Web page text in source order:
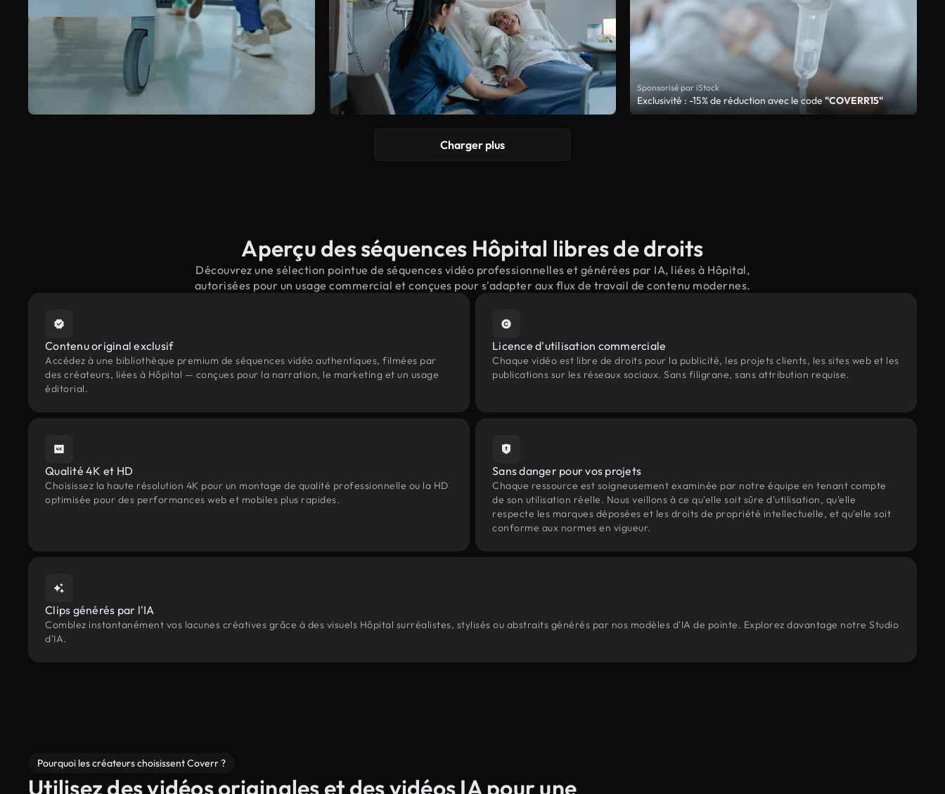
Sponsorisé par iStock
Exclusivité : -15% de réduction avec le code "COVERR15"
Charger plus
Aperçu des séquences Hôpital libres de droits
Découvrez une sélection pointue de séquences vidéo professionnelles et générées par IA, liées à Hôpital,
autorisées pour un usage commercial et conçues pour s'adapter aux flux de travail de contenu modernes.
Contenu original exclusif
Accédez à une bibliothèque premium de séquences vidéo authentiques, filmées par
des créateurs, liées à Hôpital — conçues pour la narration, le marketing et un usage
éditorial.
Licence d'utilisation commerciale
Chaque vidéo est libre de droits pour la publicité, les projets clients, les sites web et les
publications sur les réseaux sociaux. Sans filigrane, sans attribution requise.
Qualité 4K et HD
Choisissez la haute résolution 4K pour un montage de qualité professionnelle ou la HD
optimisée pour des performances web et mobiles plus rapides.
Sans danger pour vos projets
Chaque ressource est soigneusement examinée par notre équipe en tenant compte
de son utilisation réelle. Nous veillons à ce qu'elle soit sûre d'utilisation, qu'elle
respecte les marques déposées et les droits de propriété intellectuelle, et qu'elle soit
conforme aux normes en vigueur.
Clips générés par l'IA
Comblez instantanément vos lacunes créatives grâce à des visuels Hôpital surréalistes, stylisés ou abstraits générés par nos modèles d'IA de pointe. Explorez davantage notre Studio
d'IA.
Pourquoi les créateurs choisissent Coverr ?
Utilisez des vidéos originales et des vidéos IA pour une